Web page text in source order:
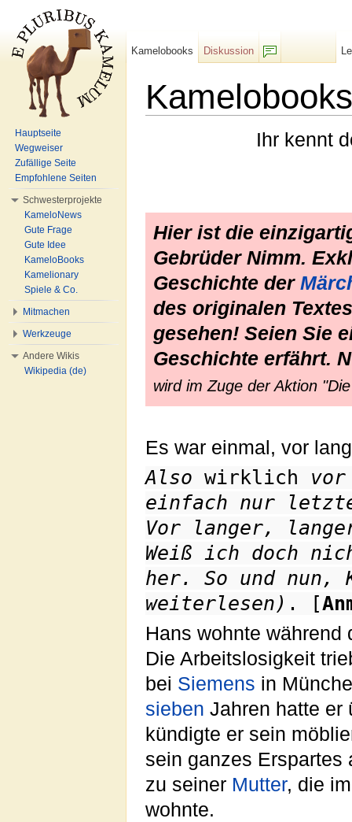
Ihr kennt
Hier ist die
Gebrüder Nimm.
Geschichte der
des originalen
gesehen! Seien Sie
Geschichte erfährt.
wird im Zuge der Aktion
Es war einmal, vor
Also wirklich
einfach nur
Vor langer,
Weiß ich doch
her. So und nun,
weiterlesen) . [
Hans wohnte
Die Arbeitslosigkeit
bei Siemens in
sieben Jahren hatte er
kündigte er sein
sein ganzes
zu seiner Mutter, die
wohnte.
Kamelobooks
Diskussion
Hauptseite
Wegweiser
Zufällige Seite
Empfohlene Seiten
Schwesterprojekte
KameloNews
Gute Frage
Gute Idee
KameloBooks
Kamelionary
Spiele & Co.
Mitmachen
Werkzeuge
Andere Wikis
Wikipedia (de)